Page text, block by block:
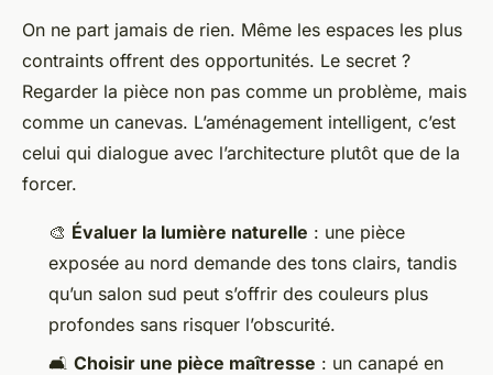
On ne part jamais de rien. Même les espaces les plus
contraints offrent des opportunités. Le secret ?
Regarder la pièce non pas comme un problème, mais
comme un canevas. L’aménagement intelligent, c’est
celui qui dialogue avec l’architecture plutôt que de la
forcer.
🎨 Évaluer la lumière naturelle : une pièce
exposée au nord demande des tons clairs, tandis
qu’un salon sud peut s’offrir des couleurs plus
profondes sans risquer l’obscurité.
🛋️ Choisir une pièce maîtresse : un canapé en